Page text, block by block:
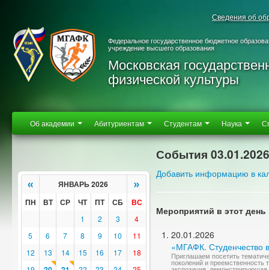
Сведения об
Федеральное государственное бюджетное
учреждение высшего образования
Московская
физической культуры
Об академии Абитуриентам Студентам Наука
« ЯНВАРЬ 2026 »
ПН ВТ СР ЧТ ПТ СБ ВС
1 2 3
4
5
6 7 8 9 10
11
12
13 14 15 16 17
18
События 03.01.2026
Добавить информацию в
Мероприятий в этот день
20.01.2026
«МГАФК. Студенчество
Приглашаем посетить
поколений и преемственность